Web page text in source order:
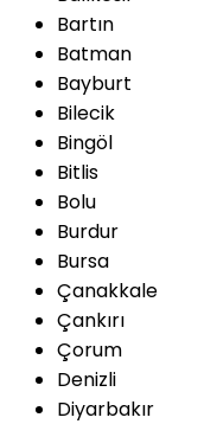
Bartın
Batman
Bayburt
Bilecik
Bingöl
Bitlis
Bolu
Burdur
Bursa
Çanakkale
Çankırı
Çorum
Denizli
Diyarbakır